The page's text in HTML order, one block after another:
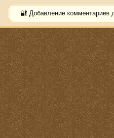
🔐 Добавление комментариев